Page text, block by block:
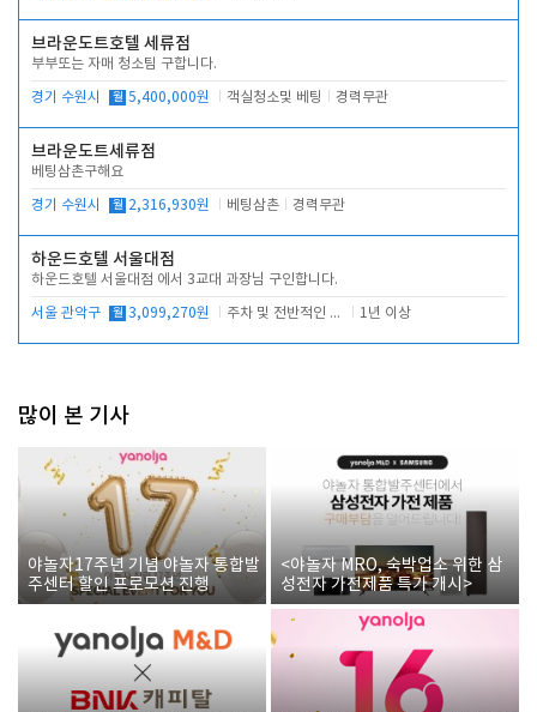
브라운도트호텔 세류점
부부또는 자매 청소팀 구합니다.
경기 수원시 월 5,400,000원 객실청소및 베팅 경력무관
브라운도트세류점
베팅삼촌구해요
경기 수원시 월 2,316,930원 베팅삼촌 경력무관
하운드호텔 서울대점
하운드호텔 서울대점 에서 3교대 과장님 구인합니다.
서울 관악구 월 3,099,270원 주차 및 전반적인 당번업무 1년 이상
많이 본 기사
야놀자17주년 기념 야놀자 통합발
주센터 할인 프로모션 진행
<야놀자 MRO, 숙박업소 위한 삼
성전자 가전제품 특가 개시>